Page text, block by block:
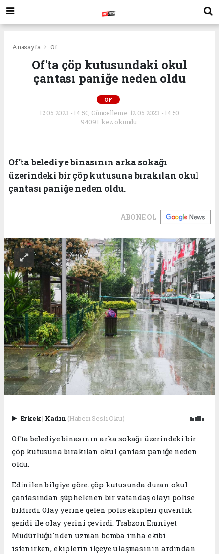
Anasayfa Of
Of'ta çöp kutusundaki okul
çantası paniğe neden oldu
OF
12.05.2023 - 14:50, Güncelleme: 12.05.2023 - 14:50
9409+ kez okundu.
Of'ta belediye binasının arka sokağı
üzerindeki bir çöp kutusuna bırakılan okul
çantası paniğe neden oldu.
ABONE OL
Erkek| Kadın (Haberi Sesli Oku)
Of'ta belediye binasının arka sokağı üzerindeki bir
çöp kutusuna bırakılan okul çantası paniğe neden
oldu.
Edinilen bilgiye göre, çöp kutusunda duran okul
çantasından şüphelenen bir vatandaş olayı polise
bildirdi. Olay yerine gelen polis ekipleri güvenlik
şeridi ile olay yerini çevirdi. Trabzon Emniyet
Müdürlüğü'nden uzman bomba imha ekibi
istenirken, ekiplerin ilçeye ulaşmasının ardından